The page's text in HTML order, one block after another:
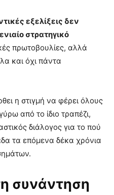
εξελίξεις δεν
στρατηγικό
πρωτοβουλίες, αλλά
και όχι πάντα
η στιγμή να φέρει όλους
από το ίδιο τραπέζι,
διάλογος για το πού
τα επόμενα δέκα χρόνια
συνάντηση